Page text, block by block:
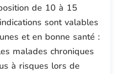
de 10 à 15
sont valables
et en bonne santé :
malades chroniques
à risques lors de